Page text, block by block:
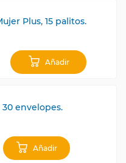
Plus, 15 palitos.
Añadir
envelopes.
Añadir